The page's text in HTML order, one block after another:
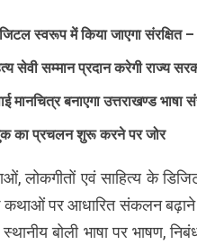
स्वरूप में किया जाएगा संरक्षित
सेवी सम्मान प्रदान करेगी राज्य
मानचित्र बनाएगा उत्तराखण्ड भाषा
का प्रचलन शुरू करने पर जोर
लोकगीतों एवं साहित्य के
कथाओं पर आधारित संकलन
बोली भाषा पर भाषण,